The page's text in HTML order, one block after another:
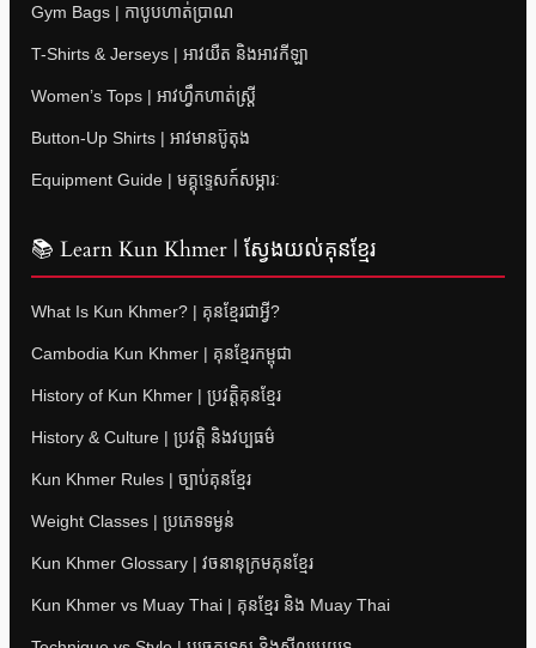
Gym Bags | កាបូបហាត់ប្រាណ
T-Shirts & Jerseys | អាវយឺត និងអាវកីឡា
Women’s Tops | អាវហ្វឹកហាត់ស្ត្រី
Button-Up Shirts | អាវមានប៊ូតុង
Equipment Guide | មគ្គុទ្ទេសក៍សម្ភារៈ
📚 Learn Kun Khmer | ស្វែងយល់គុនខ្មែរ
What Is Kun Khmer? | គុនខ្មែរជាអ្វី?
Cambodia Kun Khmer | គុនខ្មែរកម្ពុជា
History of Kun Khmer | ប្រវត្តិគុនខ្មែរ
History & Culture | ប្រវត្តិ និងវប្បធម៌
Kun Khmer Rules | ច្បាប់គុនខ្មែរ
Weight Classes | ប្រភេទទម្ងន់
Kun Khmer Glossary | វចនានុក្រមគុនខ្មែរ
Kun Khmer vs Muay Thai | គុនខ្មែរ និង Muay Thai